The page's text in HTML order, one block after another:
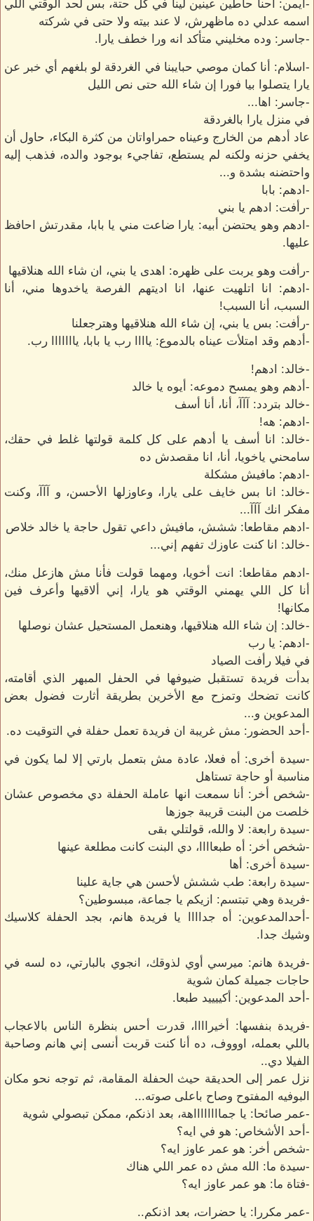
-أيمن: احنا حاطين عينين لينا في كل حتة، بس لحد الوقتي اللي
اسمه عدلي ده ماظهرش، لا عند بيته ولا حتى في شركته
-جاسر: وده مخليني متأكد انه ورا خطف يارا.
-اسلام: أنا كمان موصي حبايبنا في الغردقة لو بلغهم أي خبر عن
يارا يتصلوا بيا فورا إن شاء الله حتى نص الليل
-جاسر: اها...
في منزل يارا بالغردقة
عاد أدهم من الخارج وعيناه حمراواتان من كثرة البكاء، حاول أن
يخفي حزنه ولكنه لم يستطع، تفاجيء بوجود والده، فذهب إليه
واحتضنه بشدة و...
-ادهم: بابا
-رأفت: ادهم يا بني
-ادهم وهو يحتضن أبيه: يارا ضاعت مني يا بابا، مقدرتش احافظ
عليها.
-رأفت وهو يربت على ظهره: اهدى يا بني، ان شاء الله هنلاقيها
-ادهم: انا اتلهيت عنها، انا اديتهم الفرصة ياخدوها مني، أنا
السبب، أنا السبب!
-رأفت: بس يا بني، إن شاء الله هنلاقيها وهترجعلنا
-أدهم وقد امتلأت عيناه بالدموع: ياااا رب يا بابا، يااااااا رب.
-خالد: ادهم!
-أدهم وهو يمسح دموعه: أيوه يا خالد
-خالد بتردد: آآآ، أنا، أنا أسف
-ادهم: هه!
-خالد: انا أسف يا أدهم على كل كلمة قولتها غلط في حقك،
سامحني ياخويا، أنا، انا مقصدش ده
-ادهم: مافيش مشكلة
-خالد: انا بس خايف على يارا، وعاوزلها الأحسن، و آآآ، وكنت
مفكر انك آآآ...
-ادهم مقاطعا: ششش، مافيش داعي تقول حاجة يا خالد خلاص
-خالد: انا كنت عاوزك تفهم إني...
-ادهم مقاطعا: انت أخويا، ومهما قولت فأنا مش هازعل منك،
أنا كل اللي يهمني الوقتي هو يارا، إني ألاقيها وأعرف فين
مكانها!
-خالد: إن شاء الله هنلاقيها، وهنعمل المستحيل عشان نوصلها
-ادهم: يا رب
في فيلا رأفت الصياد
بدأت فريدة تستقبل ضيوفها في الحفل المبهر الذي أقامته،
كانت تضحك وتمزح مع الأخرين بطريقة أثارت فضول بعض
المدعوين و...
-أحد الحضور: مش غريبة ان فريدة تعمل حفلة في التوقيت ده.
-سيدة أخرى: أه فعلا، عادة مش بتعمل بارتي إلا لما يكون في
مناسبة أو حاجة تستاهل
-شخص أخر: أنا سمعت انها عاملة الحفلة دي مخصوص عشان
خلصت من البنت قريبة جوزها
-سيدة رابعة: لا والله، قولتلي بقى
-شخص أخر: أه طبعاااا، دي البنت كانت مطلعة عينها
-سيدة أخرى: أها
-سيدة رابعة: طب ششش لأحسن هي جاية علينا
-فريدة وهي تبتسم: ازيكم يا جماعة، مبسوطين؟
-أحدالمدعوين: أه جداااا يا فريدة هانم، بجد الحفلة كلاسيك
وشيك جدا.
-فريدة هانم: ميرسي أوي لذوقك، انجوي بالبارتي، ده لسه في
حاجات جميلة كمان شوية
-أحد المدعوين: أكييييد طبعا.
-فريدة بنفسها: أخيراااا، قدرت أحس بنظرة الناس بالاعجاب
باللي بعمله، اوووف، ده أنا كنت قربت أنسى إني هانم وصاحبة
الفيلا دي..
نزل عمر إلى الحديقة حيث الحفلة المقامة، ثم توجه نحو مكان
البوفيه المفتوح وصاح باعلى صوته...
-عمر صائحا: يا جمااااااااهة، بعد اذنكم، ممكن تبصولي شوية
-أحد الأشخاص: هو في ايه؟
-شخص أخر: هو عمر عاوز ايه؟
-سيدة ما: الله مش ده عمر اللي هناك
-فتاة ما: هو عمر عاوز ايه؟
-عمر مكررا: يا حضرات، بعد اذنكم..